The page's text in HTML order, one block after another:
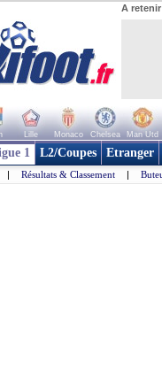
A
Lille Monaco Chelsea Man Utd
1 L2/Coupes Etranger
| Résultats & Classement |